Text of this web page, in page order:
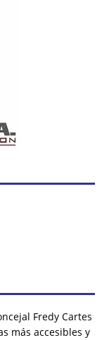
Fredy Cartes
más accesibles y